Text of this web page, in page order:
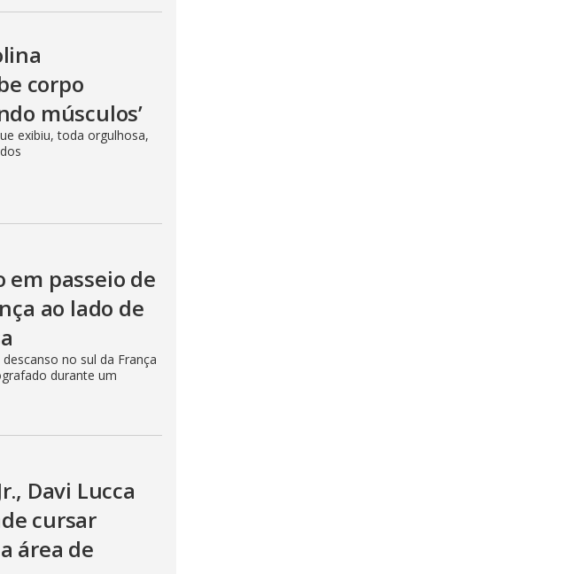
corpo
músculos’
exibiu, toda orgulhosa,
em passeio de
ao lado de
no sul da França
durante um
Davi Lucca
cursar
área de